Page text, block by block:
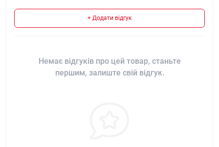
+ Додати відгук
Немає відгуків про цей товар, станьте
першим, залиште свій відгук.